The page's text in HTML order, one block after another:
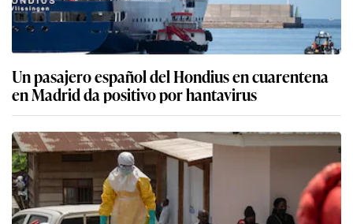
Un pasajero español del Hondius en cuarentena
en Madrid da positivo por hantavirus